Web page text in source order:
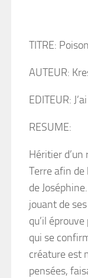
TITRE:
AUTEUR:
EDITEUR:
RESUME:
Héritier
Terre afin de
de
jouant de
qu’il
qui se
créature est
pensées,